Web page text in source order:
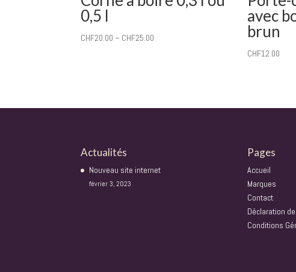
0,5 l
CHF20.00 – CHF25.00
avec
brun
CHF12.00
Actualités
Nouveau site internet
février 3, 2023
Pages
Accueil
Marques
Contact
Déclaration
Conditions